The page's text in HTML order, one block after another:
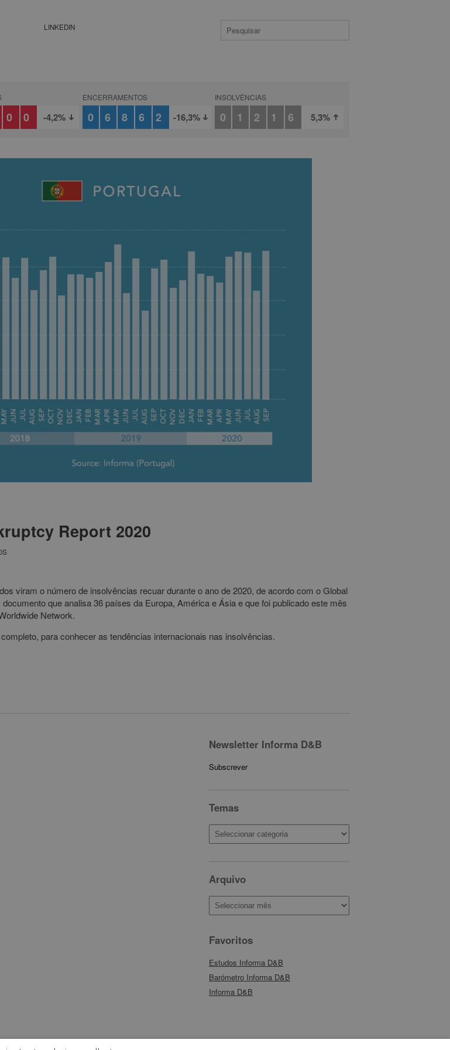
LINKEDIN
-4,2%
ENCERRAMENTOS
06862 -16,3%
INSOLVÊNCIAS
01216 5,3%
Report 2020
viram o número de insolvências recuar durante o ano de 2020, de acordo com o Global
que analisa 36 países da Europa, América e Ásia e que foi publicado este mês
Network.
para conhecer as tendências internacionais nas insolvências.
Newsletter Informa D&B
Subscrever
Temas
Temas
Arquivo
Arquivo
Favoritos
Estudos Informa D&B
Barómetro Informa D&B
Informa D&B